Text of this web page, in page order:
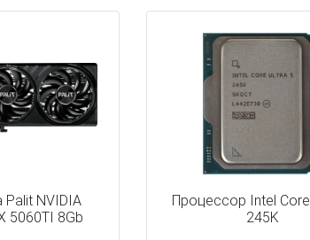
Palit NVIDIA
5060TI 8Gb
Процессор Intel
245K